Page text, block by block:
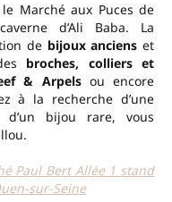
Marché aux Puces de
d’Ali Baba. La
de bijoux anciens et
broches, colliers et
& Arpelsou encore
à la recherche d’une
bijou rare, vous
Paul Bert Allée 1 stand
sur-Seine